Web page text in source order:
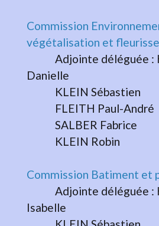
Commission
végétalisation et
Adjointe déléguée :
Danielle
KLEIN Sébastien
FLEITH Paul-André
SALBER Fabrice
KLEIN Robin
Commission Batiment et
Adjointe déléguée :
Isabelle